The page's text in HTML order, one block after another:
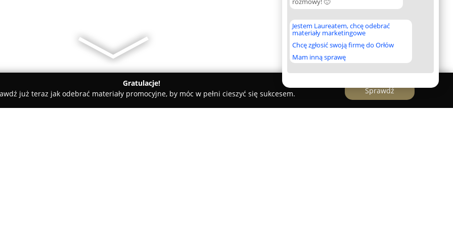
Jestem Laureatem, chcę odebrać
materiały marketingowe
Chcę zgłosić swoją firmę do Orłów
Mam inną sprawę
Gratulacje!
już teraz jak odebrać materiały promocyjne, by móc w pełni cieszyć się sukcesem.
Sprawdź